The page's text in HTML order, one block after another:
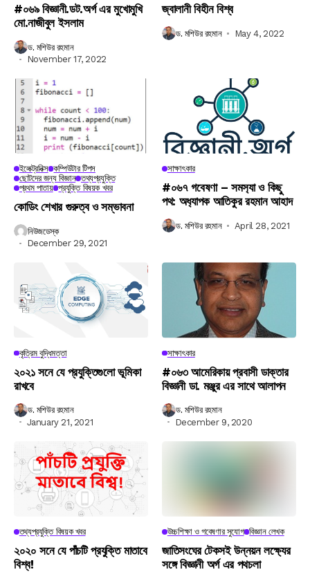
#০৬৯ বিজ্ঞানী.ডট.অর্গ এর মুখোমুখি
মো.নাজীবুল ইসলাম
ড. মশিউর রহমান
November 17, 2022
জ্বালানী বিহীন বিশ্ব
ড. মশিউর রহমান May 4, 2022
ইলেক্ট্রনিক্স কম্পিউটার টিপস
ছোটদের জন্য বিজ্ঞান তথ্যপ্রযুক্তি
প্রথম পাতায় প্রযুক্তি বিষয়ক খবর
কোডিং শেখার গুরুত্ব ও সম্ভাবনা
নিউজডেস্ক
December 29, 2021
সাক্ষাৎকার
#০৬৭ গবেষণা – সমস‍্যা ও কিছু
পথ: অধ‍্যাপক আতিকুর রহমান আহাদ
ড. মশিউর রহমান April 28, 2021
কৃত্রিম বুদ্ধিমত্তা
২০২১ সনে যে প্রযুক্তিগুলো ভূমিকা
রাখবে
ড. মশিউর রহমান
January 21, 2021
সাক্ষাৎকার
#০৬৩ আমেরিকায় প্রবাসী ডাক্তার
বিজ্ঞানী ডা. মঞ্জুর এর সাথে আলাপন
ড. মশিউর রহমান
December 9, 2020
তথ্যপ্রযুক্তি বিষয়ক খবর
২০২০ সনে যে পাঁচটি প্রযুক্তি মাতাবে
বিশ্ব!
উচ্চশিক্ষা ও গবেষণার সুযোগ বিজ্ঞান লেখক
জাতিসংঘের টেকসই উন্নয়ন লক্ষ্যের
সঙ্গে বিজ্ঞানী অর্গ এর পথচলা